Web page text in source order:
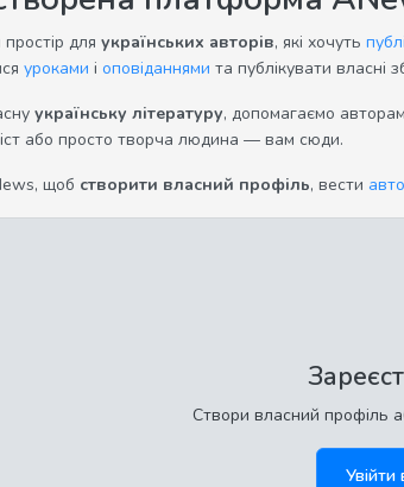
для українських авторів, які хочуть
уроками і оповіданнями та публікувати власні
українську літературу, допомагаємо
або просто творча людина — вам сюди.
щоб створити власний профіль, вести
Створи власний профіль
Увійти